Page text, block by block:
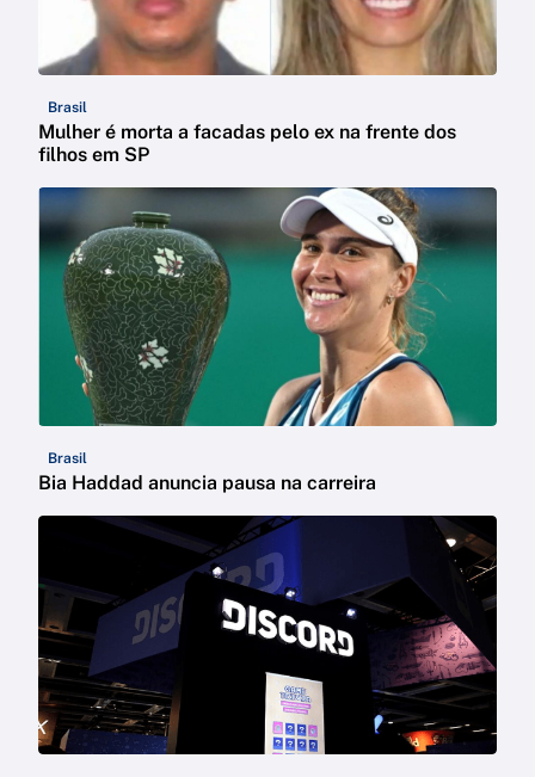
Brasil
Mulher é morta a facadas pelo ex na frente dos
filhos em SP
Brasil
Bia Haddad anuncia pausa na carreira